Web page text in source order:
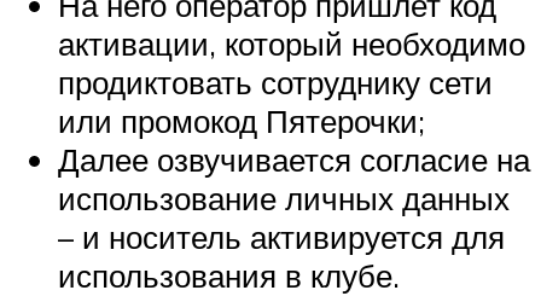
активации, который необходимо
продиктовать сотруднику сети
или промокод Пятерочки;
Далее озвучивается согласие на
использование личных данных
– и носитель активируется для
использования в клубе.